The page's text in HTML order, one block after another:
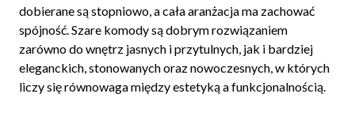
dobierane są stopniowo, a cała aranżacja ma zachować
spójność. Szare komody są dobrym rozwiązaniem
zarówno do wnętrz jasnych i przytulnych, jak i bardziej
eleganckich, stonowanych oraz nowoczesnych, w których
liczy się równowaga między estetyką a funkcjonalnością.